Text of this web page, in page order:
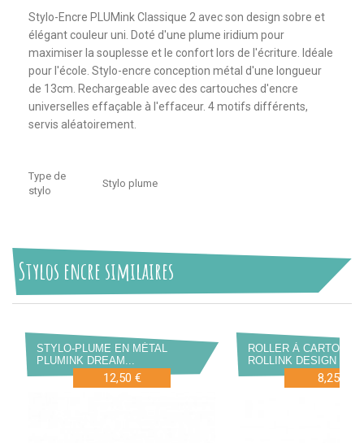
Stylo-Encre PLUMink Classique 2 avec son design sobre et
élégant couleur uni. Doté d'une plume iridium pour
maximiser la souplesse et le confort lors de l'écriture. Idéale
pour l'école. Stylo-encre conception métal d'une longueur
de 13cm. Rechargeable avec des cartouches d'encre
universelles effaçable à l'effaceur. 4 motifs différents,
servis aléatoirement.
Type de
stylo
Stylo plume
Stylos encre similaires
STYLO-PLUME EN MÉTAL
PLUMINK DREAM...
12,50 €
ROLLER À
ROLLINK DESIGN
8,25 €